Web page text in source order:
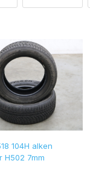
104H alken
H502 7mm